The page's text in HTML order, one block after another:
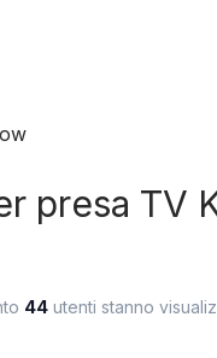
presa TV
44 utenti stanno